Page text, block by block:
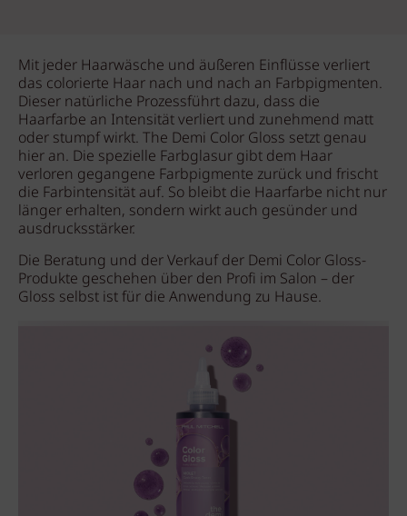
Mit jeder Haarwäsche und äußeren Einflüsse verliert
das colorierte Haar nach und nach an Farbpigmenten.
Dieser natürliche Prozessführt dazu, dass die
Haarfarbe an Intensität verliert und zunehmend matt
oder stumpf wirkt. The Demi Color Gloss setzt genau
hier an. Die spezielle Farbglasur gibt dem Haar
verloren gegangene Farbpigmente zurück und frischt
die Farbintensität auf. So bleibt die Haarfarbe nicht nur
länger erhalten, sondern wirkt auch gesünder und
ausdrucksstärker.
Die Beratung und der Verkauf der Demi Color Gloss-
Produkte geschehen über den Profi im Salon – der
Gloss selbst ist für die Anwendung zu Hause.